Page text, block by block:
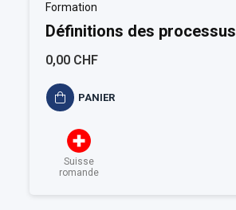
Formation
Définitions des processus
0,00 CHF
PANIER
Suisse
romande